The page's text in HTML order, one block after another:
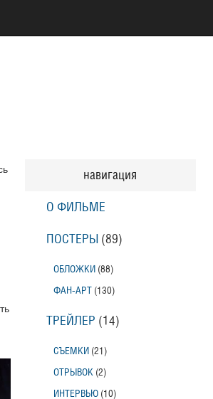
навигация
О ФИЛЬМЕ
ПОСТЕРЫ (89)
ОБЛОЖКИ (88)
ФАН-АРТ (130)
ТРЕЙЛЕР (14)
СЪЕМКИ (21)
ОТРЫВОК (2)
ИНТЕРВЬЮ (10)